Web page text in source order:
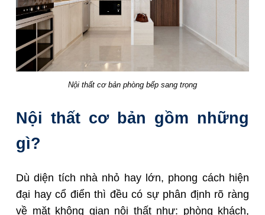
Nội thất cơ bản phòng bếp sang trọng
Nội thất cơ bản gồm những
gì?
Dù diện tích nhà nhỏ hay lớn, phong cách hiện
đại hay cổ điển thì đều có sự phân định rõ ràng
về mặt không gian nội thất như: phòng khách,